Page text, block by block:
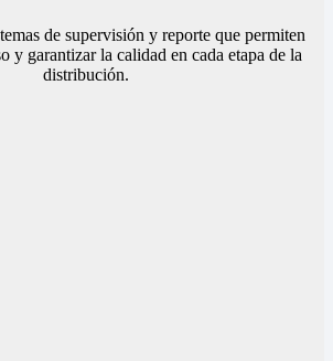
de supervisión y reporte que permiten
y garantizar la calidad en cada etapa de la
distribución.